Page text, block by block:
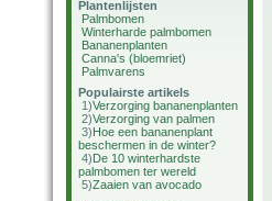
Plantenlijsten
Palmbomen
Winterharde palmbomen
Bananenplanten
Canna's (bloemriet)
Palmvarens
Populairste artikels
1)Verzorging bananenplanten
2)Verzorging van palmen
3)Hoe een bananenplant
beschermen in de winter?
4)De 10 winterhardste
palmbomen ter wereld
5)Zaaien van avocado